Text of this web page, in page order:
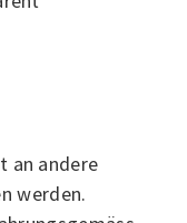
an andere
werden.